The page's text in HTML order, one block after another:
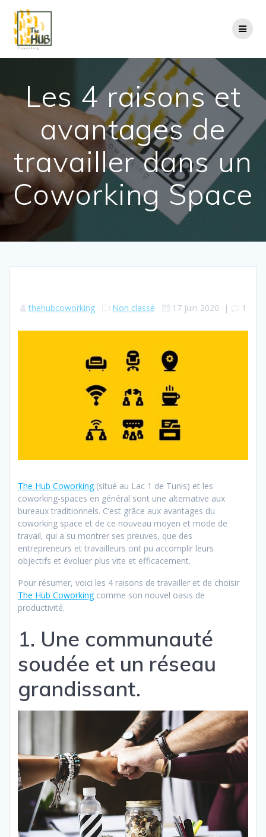
Les 4 raisons et
avantages de
travailler dans un
Coworking Space
thehubcoworking Non classé 17 juin 2020 | 1
The Hub Coworking(situé au Lac 1 de Tunis) et les
coworking-spaces en général sont une alternative aux
bureaux traditionnels. C’est grâce aux avantages du
coworking space et de ce nouveau moyen et mode de
travail, qui a su montrer ses preuves, que des
entrepreneurs et travailleurs ont pu accomplir leurs
objectifs et évoluer plus vite et efficacement.
Pour résumer, voici les 4 raisons de travailler et de choisir
The Hub Coworkingcomme son nouvel oasis de
productivité.
1. Une communauté
soudée et un réseau
grandissant.